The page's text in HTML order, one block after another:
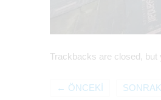
Trackbacks are closed, but
← ÖNCEKI SONRAKI